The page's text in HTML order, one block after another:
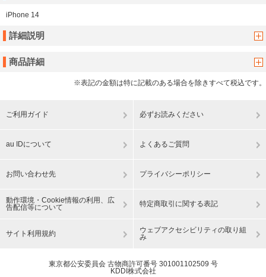
iPhone 14
詳細説明
商品詳細
※表記の金額は特に記載のある場合を除きすべて税込です。
ご利用ガイド 必ずお読みください
au IDについて よくあるご質問
お問い合わせ先 プライバシーポリシー
動作環境・Cookie情報の利用、広
告配信等について
特定商取引に関する表記
サイト利用規約
ウェブアクセシビリティの取り組
み
東京都公安委員会 古物商許可番号 301001102509 号
KDDI株式会社